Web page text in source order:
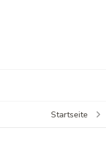
Startseite